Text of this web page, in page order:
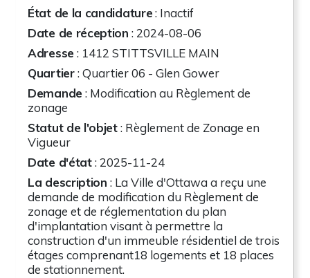
État de la candidature: Inactif
Date de réception : 2024-08-06
Adresse : 1412 STITTSVILLE MAIN
Quartier: Quartier 06 - Glen Gower
Demande : Modification au Règlement de
zonage
Statut de l'objet: Règlement de Zonage en
Vigueur
Date d'état: 2025-11-24
La description : La Ville d'Ottawa a reçu une
demande de modification du Règlement de
zonage et de réglementation du plan
d'implantation visant à permettre la
construction d'un immeuble résidentiel de trois
étages comprenant18 logements et 18 places
de stationnement.